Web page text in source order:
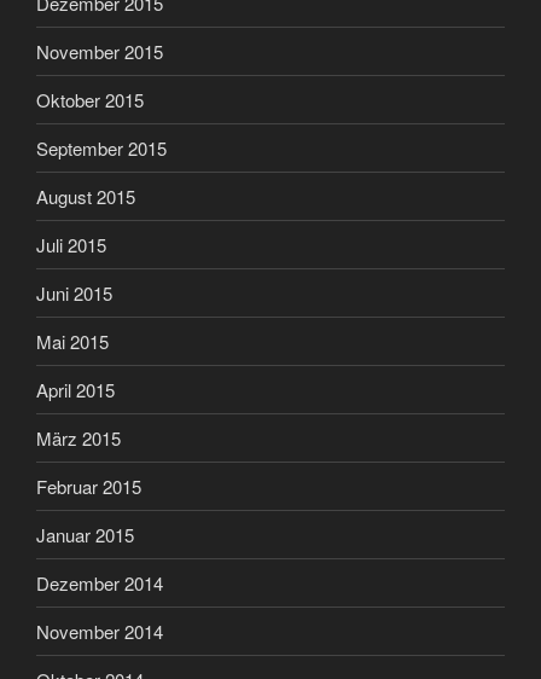
November 2015
Oktober 2015
September 2015
August 2015
Juli 2015
Juni 2015
Mai 2015
April 2015
März 2015
Februar 2015
Januar 2015
Dezember 2014
November 2014